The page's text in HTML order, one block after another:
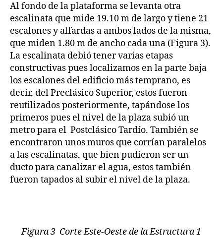
Al fondo de la plataforma se levanta otra
escalinata que mide 19.10 m de largo y tiene 21
escalones y alfardas a ambos lados de la misma,
que miden 1.80 m de ancho cada una (Figura 3).
La escalinata debió tener varias etapas
constructivas pues localizamos en la parte baja
los escalones del edificio más temprano, es
decir, del Preclásico Superior, estos fueron
reutilizados posteriormente, tapándose los
primeros pues el nivel de la plaza subió un
metro para el Postclásico Tardío. También se
encontraron unos muros que corrían paralelos
a las escalinatas, que bien pudieron ser un
ducto para canalizar el agua, estos también
fueron tapados al subir el nivel de la plaza.
Figura 3 Corte Este-Oeste de la Estructura 1